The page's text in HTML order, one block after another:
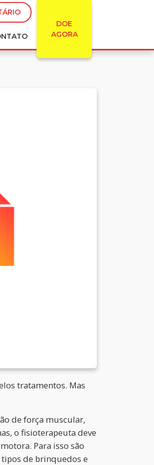
DOE
AGORA
tratamentos. Mas
de força muscular,
o fisioterapeuta deve
Para isso são
de brinquedos e